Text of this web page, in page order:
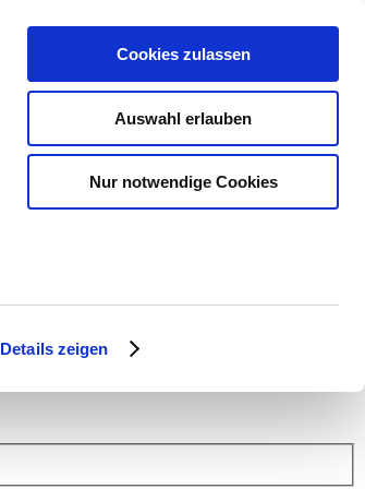
Details zeigen
Cookies zulassen
Auswahl erlauben
Nur notwendige Cookies